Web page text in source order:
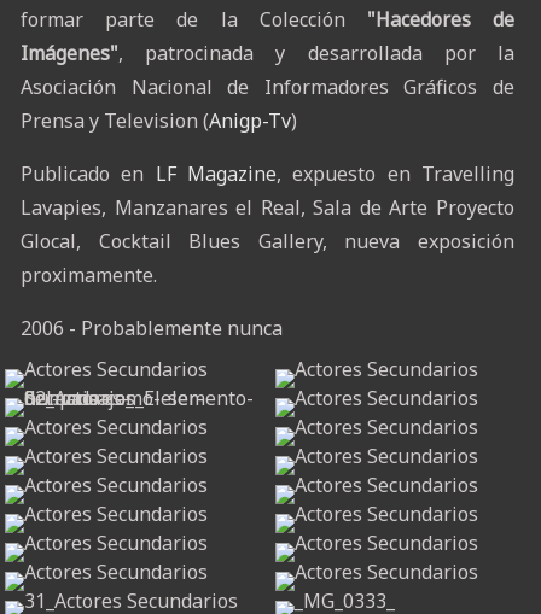
formar parte de la Colección "Hacedores de
Imágenes", patrocinada y desarrollada por la
Asociación Nacional de Informadores Gráficos de
Prensa y Television (Anigp-Tv)
Publicado en LF Magazine, expuesto en Travelling
Lavapies, Manzanares el Real, Sala de Arte Proyecto
Glocal, Cocktail Blues Gallery, nueva exposición
proximamente.
2006 - Probablemente nunca